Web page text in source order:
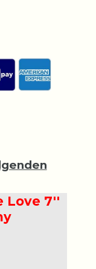
Love 7''